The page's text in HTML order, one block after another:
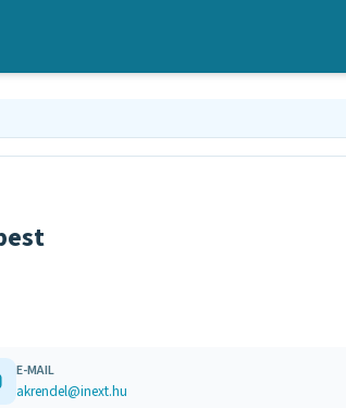
E-MAIL
akrendel@inext.hu